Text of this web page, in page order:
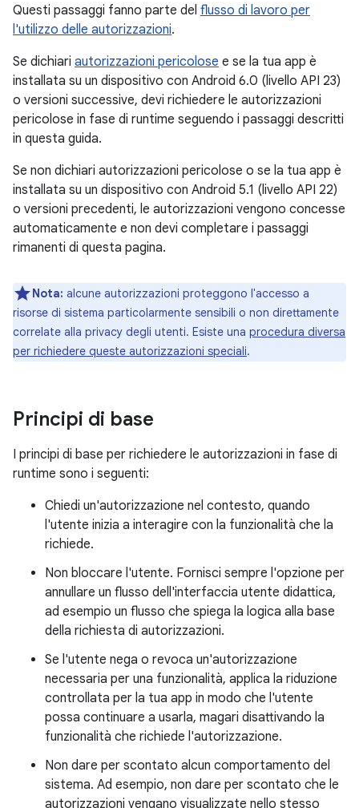
Questi passaggi fanno parte del flusso di lavoro per
l'utilizzo delle autorizzazioni.
Se dichiari autorizzazioni pericolose e se la tua app è
installata su un dispositivo con Android 6.0 (livello API 23)
o versioni successive, devi richiedere le autorizzazioni
pericolose in fase di runtime seguendo i passaggi descritti
in questa guida.
Se non dichiari autorizzazioni pericolose o se la tua app è
installata su un dispositivo con Android 5.1 (livello API 22)
o versioni precedenti, le autorizzazioni vengono concesse
automaticamente e non devi completare i passaggi
rimanenti di questa pagina.
Nota: alcune autorizzazioni proteggono l'accesso a
risorse di sistema particolarmente sensibili o non direttamente
correlate alla privacy degli utenti. Esiste una procedura diversa
per richiedere queste autorizzazioni speciali.
Principi di base
I principi di base per richiedere le autorizzazioni in fase di
runtime sono i seguenti:
Chiedi un'autorizzazione nel contesto, quando
l'utente inizia a interagire con la funzionalità che la
richiede.
Non bloccare l'utente. Fornisci sempre l'opzione per
annullare un flusso dell'interfaccia utente didattica,
ad esempio un flusso che spiega la logica alla base
della richiesta di autorizzazioni.
Se l'utente nega o revoca un'autorizzazione
necessaria per una funzionalità, applica la riduzione
controllata per la tua app in modo che l'utente
possa continuare a usarla, magari disattivando la
funzionalità che richiede l'autorizzazione.
Non dare per scontato alcun comportamento del
sistema. Ad esempio, non dare per scontato che le
autorizzazioni vengano visualizzate nello stesso